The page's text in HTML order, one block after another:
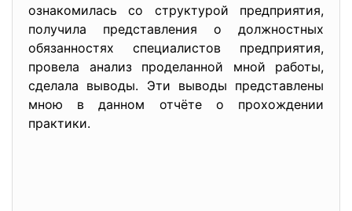
ознакомилась со структурой предприятия,
получила представления о должностных
обязанностях специалистов предприятия,
провела анализ проделанной мной работы,
сделала выводы. Эти выводы представлены
мною в данном отчёте о прохождении
практики.